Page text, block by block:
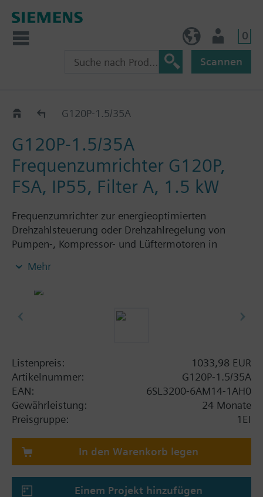
0
Scannen
G120P..5AG120P-1.5/35A
G120P-1.5/35A
Frequenzumrichter G120P,
FSA, IP55, Filter A, 1.5 kW
Frequenzumrichter zur energieoptimierten
Drehzahlsteuerung oder Drehzahlregelung von
Pumpen-, Kompressor- und Lüftermotoren in
Power Module PM230, Control Unit CU230P-2-BT
Zusatzinformation
Mehr
Listenpreis:
1033,98 EUR
Artikelnummer:
G120P-1.5/35A
EAN:
6SL3200-6AM14-1AH0
Gewährleistung:
24 Monate
Preisgruppe:
1EI
In den Warenkorb legen
Einem Projekt hinzufügen